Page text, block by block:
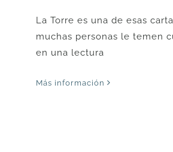
La Torre es una de esas
muchas personas le temen
en una lectura
Más información